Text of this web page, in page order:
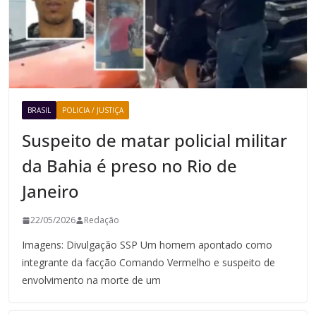
BRASIL POLICIA / JUSTIÇA
Suspeito de matar policial militar
da Bahia é preso no Rio de
Janeiro
22/05/2026 Redação
Imagens: Divulgação SSP Um homem apontado como
integrante da facção Comando Vermelho e suspeito de
envolvimento na morte de um